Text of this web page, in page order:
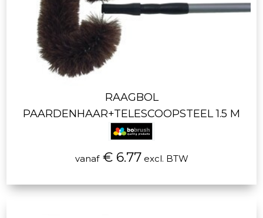
RAAGBOL
PAARDENHAAR+TELESCOOPSTEEL 1.5 M
vanaf€ 6.77 excl. BTW